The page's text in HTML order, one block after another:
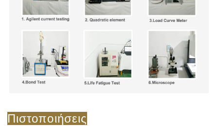
Πιστοποιήσεις